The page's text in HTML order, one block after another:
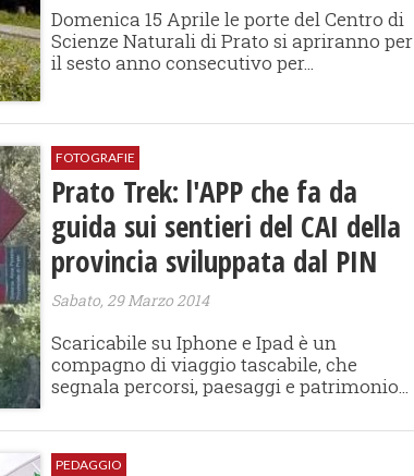
Domenica 15 Aprile le porte del Centro di
Scienze Naturali di Prato si apriranno per
il sesto anno consecutivo per...
FOTOGRAFIE
Prato Trek: l'APP che fa da
guida sui sentieri del CAI della
provincia sviluppata dal PIN
Sabato, 29 Marzo 2014
Scaricabile su Iphone e Ipad è un
compagno di viaggio tascabile, che
segnala percorsi, paesaggi e patrimonio...
PEDAGGIO